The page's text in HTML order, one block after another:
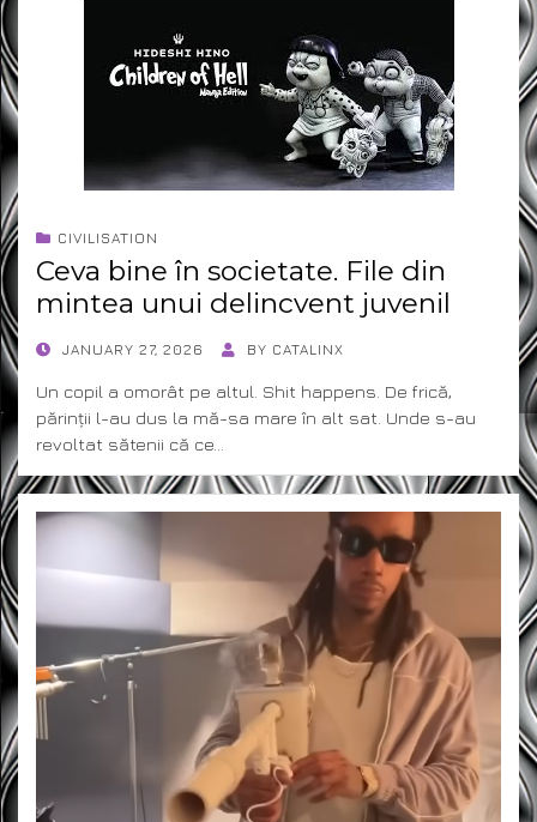
CIVILISATION
Ceva bine în societate. File din
mintea unui delincvent juvenil
POSTED
JANUARY 27, 2026 BY CATALINX
Un copil a omorât pe altul. Shit happens. De frică,
părinții l-au dus la mă-sa mare în alt sat. Unde s-au
revoltat sătenii că ce…